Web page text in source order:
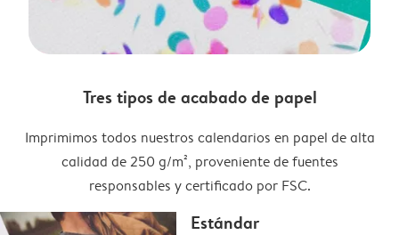
Tres tipos de acabado de papel
Imprimimos todos nuestros calendarios en papel de alta
calidad de 250 g/m², proveniente de fuentes
responsables y certificado por FSC.
Estándar